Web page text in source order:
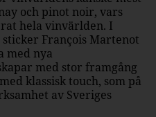
och pinot noir, vars
hela vinvärlden. I
François Martenot
med nya
med stor framgång
klassisk touch, som på
av Sveriges